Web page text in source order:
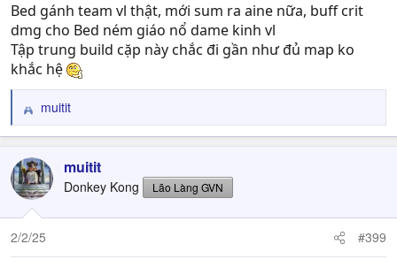
Bed gánh team vl thật, mới sum ra aine nữa, buff crit
dmg cho Bed ném giáo nổ dame kinh vl
Tập trung build cặp này chắc đi gần như đủ map ko
khắc hệ
R
e
c
t
i
o
n
muitit
muitit
Donkey Kong Lão Làng GVN
2/2/25 #399